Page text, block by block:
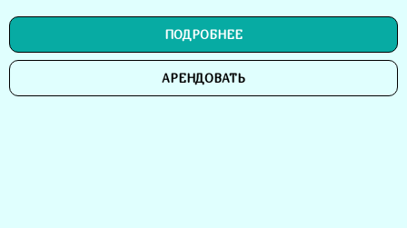
ПОДРОБНЕЕ
АРЕНДОВАТЬ